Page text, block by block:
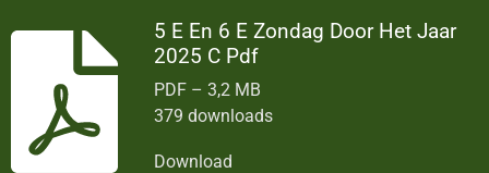
5 E En 6 E Zondag Door Het Jaar
2025 C Pdf
PDF – 3,2 MB
379 downloads
Download